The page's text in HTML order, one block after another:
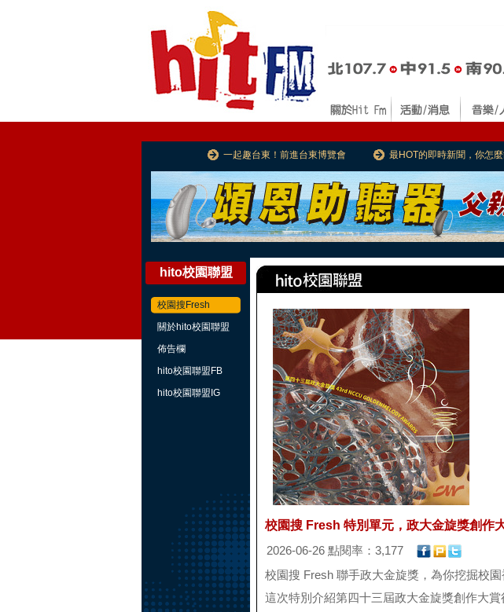
一起趣台東！前進台東博覽會 最HOT的即時新聞，你怎麼
hito校園聯盟
校園搜Fresh
關於hito校園聯盟
佈告欄
hito校園聯盟FB
hito校園聯盟IG
校園搜 Fresh 特別單元，政大金旋獎創作
2026-06-26 點閱率：3,177
校園搜 Fresh 聯手政大金旋獎，為你挖掘校園
這次特別介紹第四十三屆政大金旋獎創作大賞